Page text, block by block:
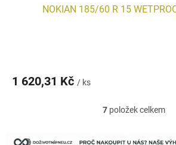
NOKIAN 185/60 R 15
1 620,31 Kč / ks
O
l
7položek celkem